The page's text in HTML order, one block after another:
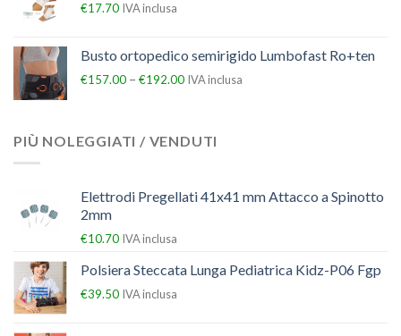
€17.70 IVA inclusa
Busto ortopedico semirigido Lumbofast Ro+ten
€157.00 – €192.00 IVA inclusa
PIÙ NOLEGGIATI / VENDUTI
Elettrodi Pregellati 41x41 mm Attacco a Spinotto
2mm
€10.70 IVA inclusa
Polsiera Steccata Lunga Pediatrica Kidz-P06 Fgp
€39.50 IVA inclusa